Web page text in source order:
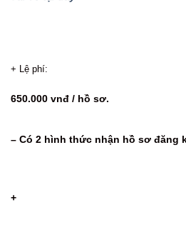
+ Lệ phí:
650.000 vnđ / hồ sơ.
– Có 2 hình thức nhận hồ sơ đăng
+